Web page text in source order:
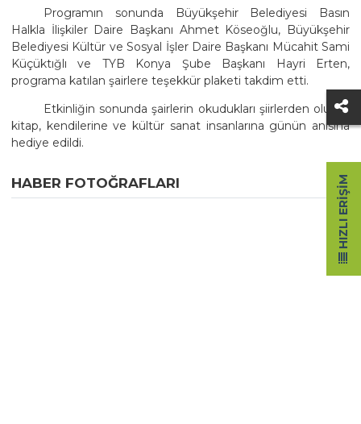
Programın sonunda Büyükşehir Belediyesi Basın
Halkla İlişkiler Daire Başkanı Ahmet Köseoğlu, Büyükşehir
Belediyesi Kültür ve Sosyal İşler Daire Başkanı Mücahit Sami
Küçüktığlı ve TYB Konya Şube Başkanı Hayri Erten,
programa katılan şairlere teşekkür plaketi takdim etti.
Etkinliğin sonunda şairlerin okudukları şiirlerden oluşan
kitap, kendilerine ve kültür sanat insanlarına günün anısına
hediye edildi.
HABER FOTOĞRAFLARI HIZLI ERIŞIM